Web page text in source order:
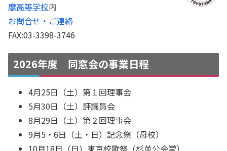
摩高等学校内
お問合せ・ご連絡
FAX:03-3398-3746
2026年度 同窓会の事業日程
4月25日（土）第１回理事会
5月30日（土）評議員会
8月29日（土）第２回理事会
9月5・6日（土・日）記念祭（母校）